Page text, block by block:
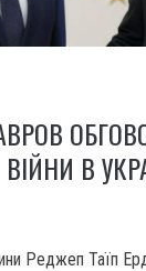
В
Реджеп Таїп